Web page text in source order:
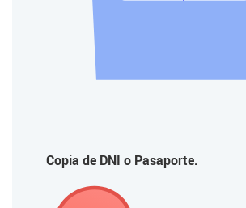
Copia de DNI o Pasaporte.